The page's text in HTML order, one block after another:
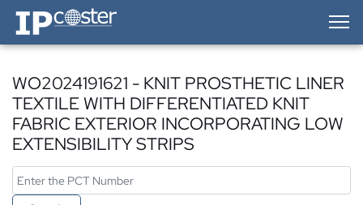
IP-Coster — Home
WO2024191621 - KNIT PROSTHETIC LINER
TEXTILE WITH DIFFERENTIATED KNIT
FABRIC EXTERIOR INCORPORATING LOW
EXTENSIBILITY STRIPS